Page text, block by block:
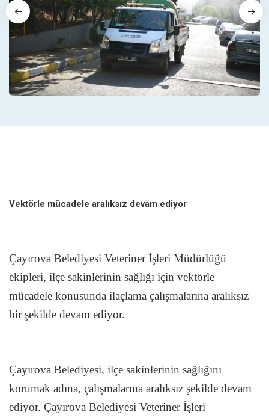
Vektörle mücadele aralıksız devam ediyor
Çayırova Belediyesi Veteriner İşleri Müdürlüğü
ekipleri, ilçe sakinlerinin sağlığı için vektörle
mücadele konusunda ilaçlama çalışmalarına aralıksız
bir şekilde devam ediyor.
Çayırova Belediyesi, ilçe sakinlerinin sağlığını
korumak adına, çalışmalarına aralıksız şekilde devam
ediyor. Çayırova Belediyesi Veteriner İşleri